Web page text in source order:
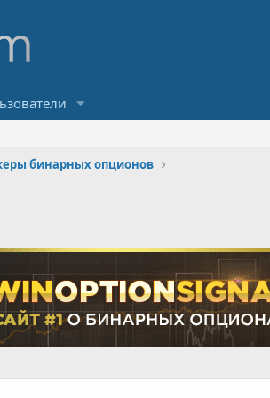
бинарных опционов